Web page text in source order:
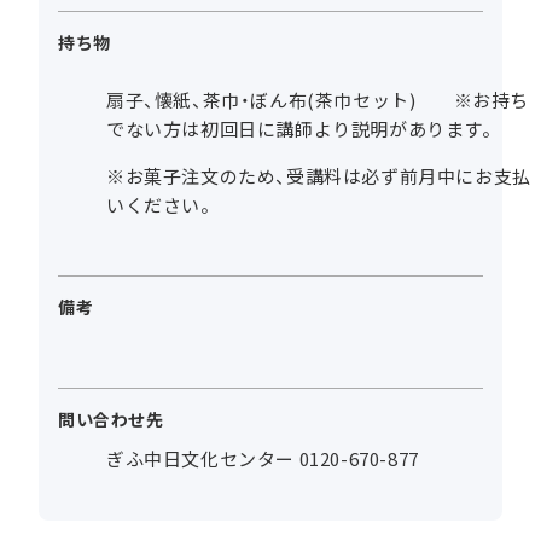
持ち物
扇子、懐紙、茶巾・ぼん布(茶巾セット) ※お持ち
でない方は初回日に講師より説明があります。
※お菓子注文のため、受講料は必ず前月中にお支払
いください。
備考
問い合わせ先
ぎふ中日文化センター 0120-670-877